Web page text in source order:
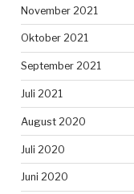
November 2021
Oktober 2021
September 2021
Juli 2021
August 2020
Juli 2020
Juni 2020